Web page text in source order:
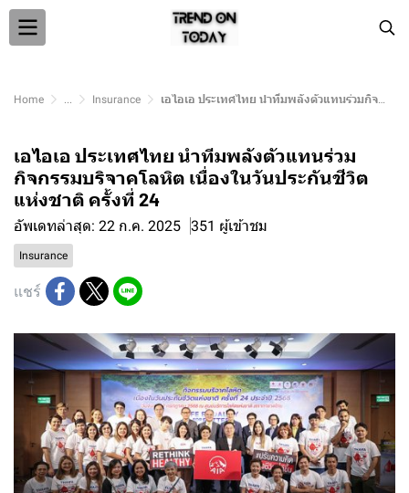
Home ... Insurance เอไอเอ ประเทศไทย นำทีมพลังตัวแทนร่วมกิจกรรมบริจาคโลหิต เนื่องในวันประกันชีวิตแห่งชาติ ครั้งที่ 24
เอไอเอ ประเทศไทย นำทีมพลังตัวแทนร่วม
กิจกรรมบริจาคโลหิต เนื่องในวันประกันชีวิต
แห่งชาติ ครั้งที่ 24
อัพเดทล่าสุด: 22 ก.ค. 2025 351 ผู้เข้าชม
Insurance
แชร์